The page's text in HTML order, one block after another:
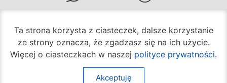
Godziny pracy:
Biuro Obsługi Mieszkańca
poniedziałek – piątek
godz.7:30 – 16:30
Ta strona korzysta z ciasteczek, dalsze korzystanie
ze strony oznacza, że zgadzasz się na ich użycie.
Więcej o ciasteczkach w naszej polityce prywatności.
Akceptuję